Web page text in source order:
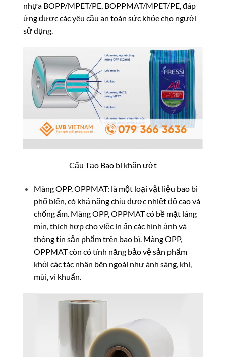
nhựa BOPP/MPET/PE, BOPPMAT/MPET/PE, đáp
ứng được các yêu cầu an toàn sức khỏe cho người
sử dụng.
Cấu Tạo Bao bì khăn ướt
Màng OPP, OPPMAT: là một loại vật liệu bao bì
phổ biến, có khả năng chịu được nhiệt độ cao và
chống ẩm. Màng OPP, OPPMAT có bề mặt láng
mịn, thích hợp cho việc in ấn các hình ảnh và
thông tin sản phẩm trên bao bì. Màng OPP,
OPPMAT còn có tính năng bảo vệ sản phẩm
khỏi các tác nhân bên ngoài như ánh sáng, khí,
mùi, vi khuẩn.